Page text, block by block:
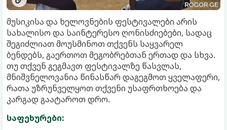
მუსიკისა და ხელოვნების ფესტივალები არის
სახალისო და საინტერესო ღონისძიებები, სადაც
შეგიძლიათ მოუსმინოთ თქვენს საყვარელ
ბენდებს, გაერთოთ მეგობრებთან ერთად და სხვა.
თუ თქვენ გეგმავთ ფესტივალზე წასვლას,
მნიშვნელოვანია წინასწარ დაგეგმოთ ყველაფერი,
რათა უზრუნველყოთ თქვენი უსაფრთხოება და
კარგად გაატაროთ დრო.
საფეხურები: